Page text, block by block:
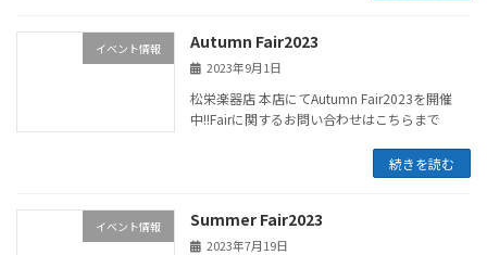
イベント情報 Autumn Fair2023
2023年9月1日
松栄楽器店 本店にてAutumn Fair2023を開催
中!!Fairに関するお問い合わせはこちらまで
続きを読む
イベント情報 Summer Fair2023
2023年7月19日